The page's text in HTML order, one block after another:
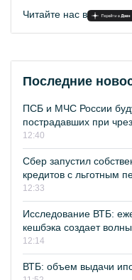
Читайте нас в
Последние
ПСБ и МЧС России
пострадавших при
12:40
Сбер запустил
кредитов с льготным
12:33
Исследование ВТБ:
кешбэка создает
12:14
ВТБ: объем выдачи